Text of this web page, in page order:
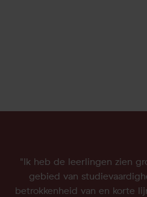
"Ik heb de leerlingen zien
gebied van
betrokkenheid van en korte